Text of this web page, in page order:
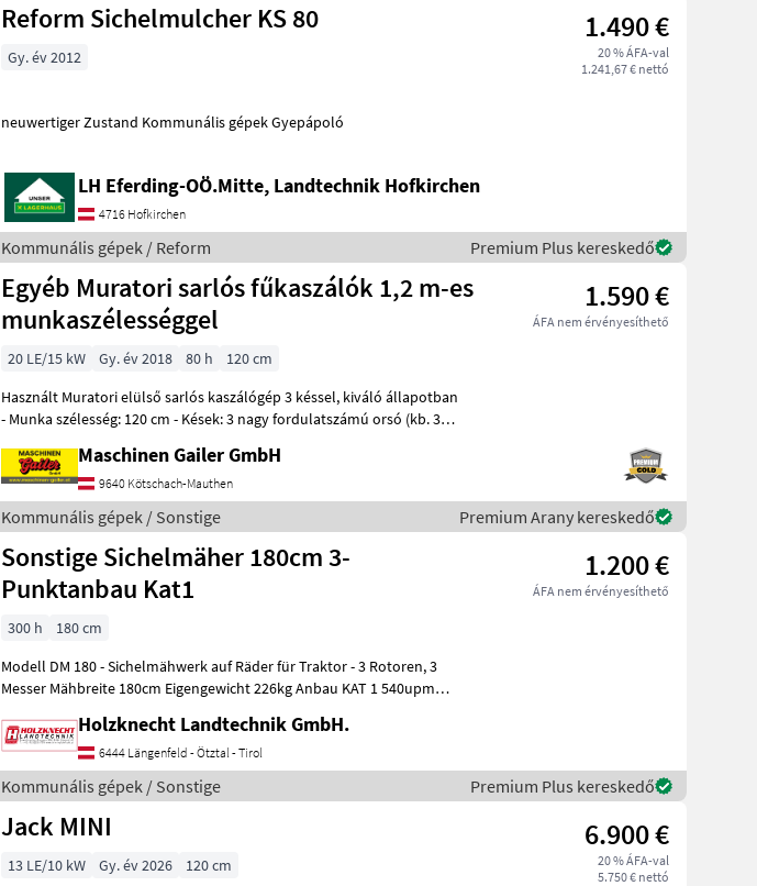
Reform Sichelmulcher KS 80 1.490 €
20 % ÁFA-val
1.241,67 € nettó
Gy. év 2012
neuwertiger Zustand Kommunális gépek Gyepápoló
LH Eferding-OÖ.Mitte, Landtechnik Hofkirchen
4716 Hofkirchen
Kommunális gépek / Reform Premium Plus kereskedő
Egyéb Muratori sarlós fűkaszálók 1,2 m-es
munkaszélességgel
1.590 €
ÁFA nem érvényesíthető
20 LE/15 kW Gy. év 2018 80 h
120 cm
Használt Muratori elülső sarlós kaszálógép 3 késsel, kiváló állapotban
- Munka szélesség: 120 cm - Kések: 3 nagy fordulatszámú orsó (kb. 3
Maschinen Gailer GmbH
9640 Kötschach-Mauthen
Kommunális gépek / Sonstige Premium Arany kereskedő
Sonstige Sichelmäher 180cm 3-
Punktanbau Kat1
1.200 €
ÁFA nem érvényesíthető
300 h
180 cm
Modell DM 180 - Sichelmähwerk auf Räder für Traktor - 3 Rotoren, 3
Messer Mähbreite 180cm Eigengewicht 226kg Anbau KAT 1 540upm
Holzknecht Landtechnik GmbH.
6444 Längenfeld - Ötztal - Tirol
Kommunális gépek / Sonstige Premium Plus kereskedő
Jack MINI 6.900 €
20 % ÁFA-val
5.750 € nettó
13 LE/10 kW Gy. év 2026 120 cm